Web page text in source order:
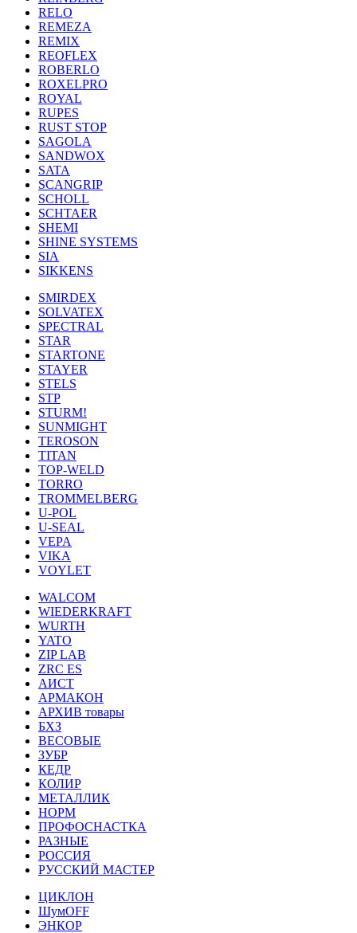
RELO
REMEZA
REMIX
REOFLEX
ROBERLO
ROXELPRO
ROYAL
RUPES
RUST STOP
SAGOLA
SANDWOX
SATA
SCANGRIP
SCHOLL
SCHTAER
SHEMI
SHINE SYSTEMS
SIA
SIKKENS
SMIRDEX
SOLVATEX
SPECTRAL
STAR
STARTONE
STAYER
STELS
STP
STURM!
SUNMIGHT
TEROSON
TITAN
TOP-WELD
TORRO
TROMMELBERG
U-POL
U-SEAL
VEPA
VIKA
VOYLET
WALCOM
WIEDERKRAFT
WURTH
YATO
ZIP LAB
ZRC ES
АИСТ
АРМАКОН
АРХИВ товары
БХЗ
ВЕСОВЫЕ
ЗУБР
КЕДР
КОЛИР
МЕТАЛЛИК
НОРМ
ПРОФОСНАСТКА
РАЗНЫЕ
РОССИЯ
РУССКИЙ МАСТЕР
ЦИКЛОН
ШумOFF
ЭНКОР